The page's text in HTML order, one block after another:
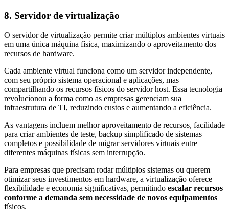
8. Servidor de virtualização
O servidor de virtualização permite criar múltiplos ambientes virtuais
em uma única máquina física, maximizando o aproveitamento dos
recursos de hardware.
Cada ambiente virtual funciona como um servidor independente,
com seu próprio sistema operacional e aplicações, mas
compartilhando os recursos físicos do servidor host. Essa tecnologia
revolucionou a forma como as empresas gerenciam sua
infraestrutura de TI, reduzindo custos e aumentando a eficiência.
As vantagens incluem melhor aproveitamento de recursos, facilidade
para criar ambientes de teste, backup simplificado de sistemas
completos e possibilidade de migrar servidores virtuais entre
diferentes máquinas físicas sem interrupção.
Para empresas que precisam rodar múltiplos sistemas ou querem
otimizar seus investimentos em hardware, a virtualização oferece
flexibilidade e economia significativas, permitindo escalar recursos
conforme a demanda sem necessidade de novos equipamentos
físicos.